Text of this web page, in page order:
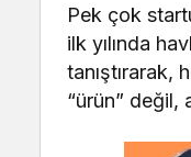
Pek çok
ilk yılında
tanıştırarak,
“ürün” değil,